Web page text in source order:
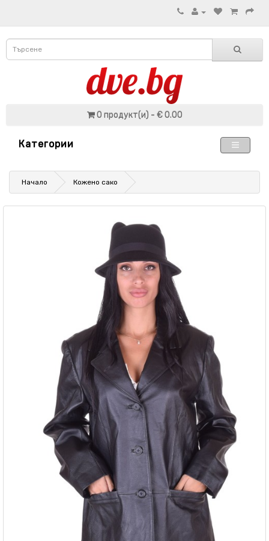
0 продукт(и) - € 0.00
Категории
Начало Кожено сако